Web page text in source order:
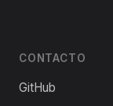
CONTACTO
GitHub